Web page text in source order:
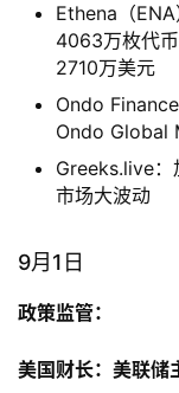
Ethena（
4063万枚代
2710万美元
Ondo
Ondo Global
Greeks.live：
市场大波动
9月1日
政策监管：
美国财长：美联储